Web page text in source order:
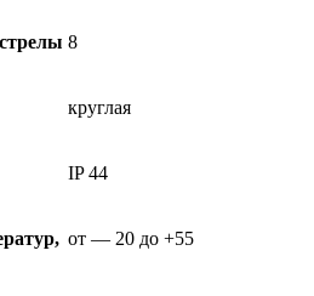
8
круглая
IP 44
от — 20 до +55